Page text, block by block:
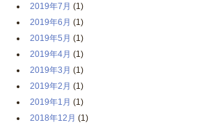
2019年7月 (1)
2019年6月 (1)
2019年5月 (1)
2019年4月 (1)
2019年3月 (1)
2019年2月 (1)
2019年1月 (1)
2018年12月 (1)